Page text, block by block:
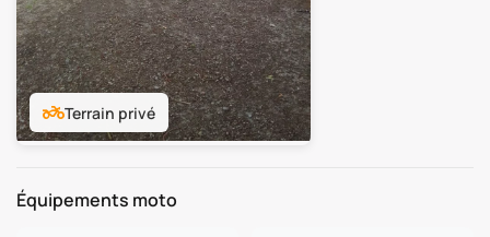
two_wheelerTerrain privé
Équipements moto